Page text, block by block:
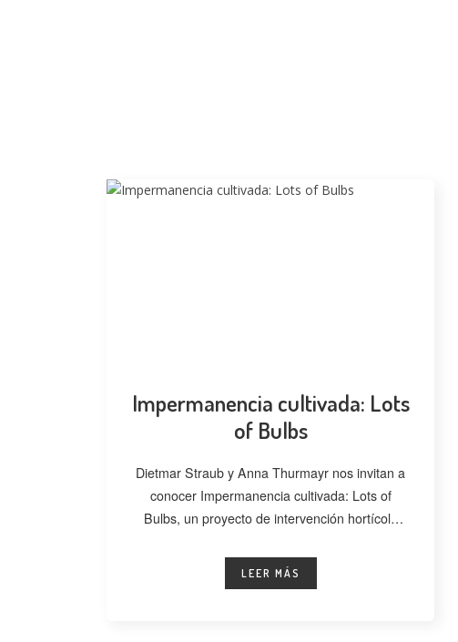
Impermanencia cultivada: Lots
of Bulbs
Dietmar Straub y Anna Thurmayr nos invitan a
conocer Impermanencia cultivada: Lots of
Bulbs, un proyecto de intervención hortícola
LEER MÁS